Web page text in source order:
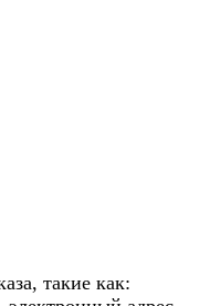
такие как: